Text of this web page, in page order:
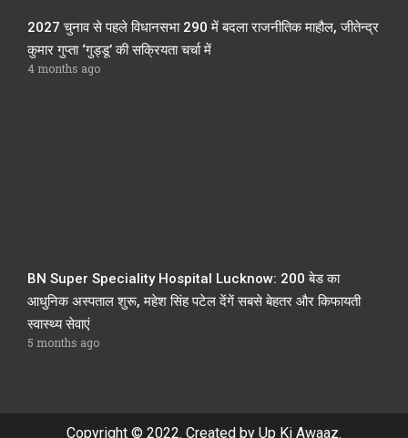
2027 चुनाव से पहले विधानसभा 290 में बदला राजनीतिक माहौल, जीतेन्द्र
कुमार गुप्ता ‘गुड्डू’ की सक्रियता चर्चा में
4 months ago
BN Super Speciality Hospital Lucknow: 200 बेड का
आधुनिक अस्पताल शुरू, महेश सिंह पटेल देंगें सबसे बेहतर और किफायती
स्वास्थ्य सेवाएं
5 months ago
Copyright © 2022. Created by Up Ki Awaaz.